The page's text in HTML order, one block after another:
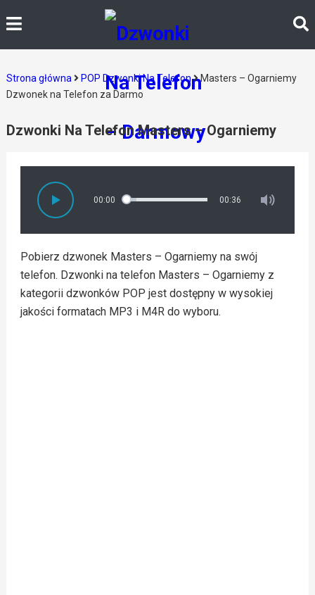
Strona główna POP Dzwonki Na Telefon
Masters – Ogarniemy
Dzwonek na Telefon za Darmo
Dzwonki Na Telefon Masters – Ogarniemy
00:00 00:36
Pobierz dzwonek Masters – Ogarniemy na swój
telefon. Dzwonki na telefon Masters – Ogarniemy z
kategorii dzwonków POP jest dostępny w wysokiej
jakości formatach MP3 i M4R do wyboru.